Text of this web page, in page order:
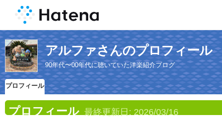
アルファさんのプロフィール
90年代〜00年代に聴いていた洋楽紹介ブログ
プロフィール
プロフィール 最終更新日: 2026/03/16